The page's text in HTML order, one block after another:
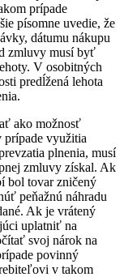
prípade
písomne uvedie, že
dátumu nákupu
zmluvy musí byť
V osobitných
predĺžená lehota
ako možnosť
prípade využitia
plnenia, musí
zmluvy získal. Ak
bol tovar zničený
peňažnú náhradu
Ak je vrátený
uplatniť na
svoj nárok na
povinný
v takom